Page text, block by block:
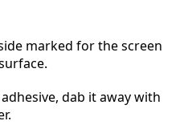
marked for the screen
dab it away with